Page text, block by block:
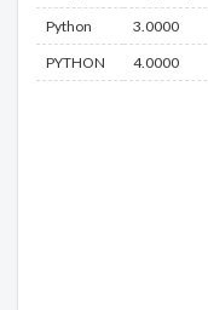
Python
3.0000
PYTHON
4.0000